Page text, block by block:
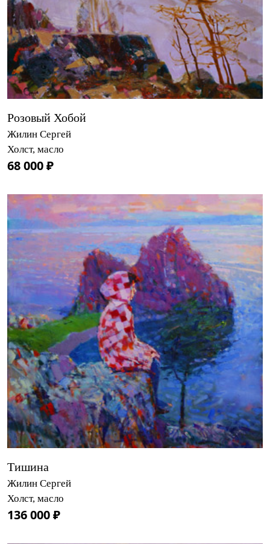
Розовый Хобой
Жилин Сергей
Холст, масло
68 000 ₽
Тишина
Жилин Сергей
Холст, масло
136 000 ₽